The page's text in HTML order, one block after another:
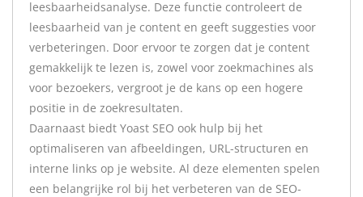
leesbaarheidsanalyse. Deze functie controleert de
leesbaarheid van je content en geeft suggesties voor
verbeteringen. Door ervoor te zorgen dat je content
gemakkelijk te lezen is, zowel voor zoekmachines als
voor bezoekers, vergroot je de kans op een hogere
positie in de zoekresultaten.
Daarnaast biedt Yoast SEO ook hulp bij het
optimaliseren van afbeeldingen, URL-structuren en
interne links op je website. Al deze elementen spelen
een belangrijke rol bij het verbeteren van de SEO-